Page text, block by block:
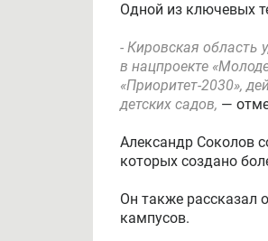
Одной из ключевых
- Кировская область
в нацпроекте
«Приоритет-2030»,
детских садов, —
Александр Соколов
которых создано
Он также рассказал
кампусов.